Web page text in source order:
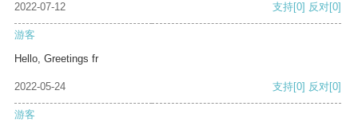
2022-07-12 支持[0] 反对[0]
游客
Hello, Greetings fr
2022-05-24 支持[0] 反对[0]
游客